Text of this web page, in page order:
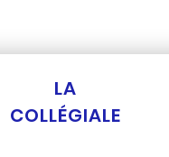
LA
COLLÉGIALE